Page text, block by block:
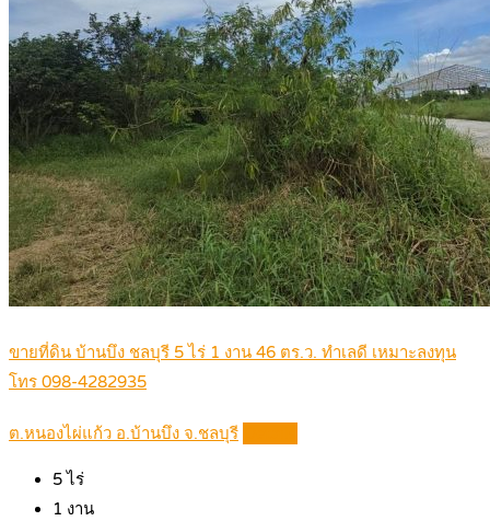
ขายที่ดิน บ้านบึง ชลบุรี 5 ไร่ 1 งาน 46 ตร.ว. ทำเลดี เหมาะลงทุน
โทร 098-4282935
ต.หนองไผ่แก้ว อ.บ้านบึง จ.ชลบุรี
5ไร่
1 งาน